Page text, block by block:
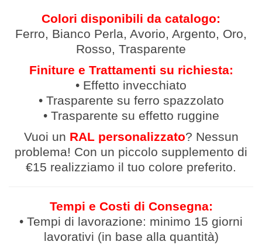
Colori disponibili da catalogo:
Ferro, Bianco Perla, Avorio, Argento, Oro,
Rosso, Trasparente
Finiture e Trattamenti su richiesta:
• Effetto invecchiato
• Trasparente su ferro spazzolato
• Trasparente su effetto ruggine
Vuoi un RAL personalizzato? Nessun
problema! Con un piccolo supplemento di
€15 realizziamo il tuo colore preferito.
Tempi e Costi di Consegna:
• Tempi di lavorazione: minimo 15 giorni
lavorativi (in base alla quantità)